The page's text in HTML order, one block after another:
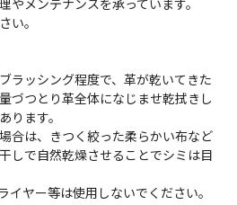
い。
ラッシング程度で、革が乾いてきた
づつとり革全体になじませ乾拭きし
ります。
合は、きつく絞った柔らかい布など
しで自然乾燥させることでシミは目
ヤー等は使用しないでください。